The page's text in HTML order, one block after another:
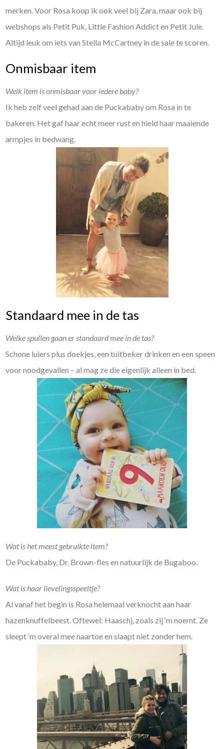
merken. Voor Rosa koop ik ook veel bij Zara, maar ook bij
webshops als Petit Puk, Little Fashion Addict en Petit Jule.
Altijd leuk om iets van Stella McCartney in de sale te scoren.
Onmisbaar item
Welk item is onmisbaar voor iedere baby?
Ik heb zelf veel gehad aan de Puckababy om Rosa in te
bakeren. Het gaf haar echt meer rust en hield haar maaiende
armpjes in bedwang.
Standaard mee in de tas
Welke spullen gaan er standaard mee in de tas?
Schone luiers plus doekjes, een tuitbeker drinken en een speen
voor noodgevallen – al mag ze die eigenlijk alleen in bed.
Wat is het meest gebruikte item?
De Puckababy, Dr. Brown-fles en natuurlijk de Bugaboo.
Wat is haar lievelingsspeeltje?
Al vanaf het begin is Rosa helemaal verknocht aan haar
hazenknuffelbeest. Oftewel: Haaschj, zoals zij ‘m noemt. Ze
sleept ‘m overal mee naartoe en slaapt niet zonder hem.